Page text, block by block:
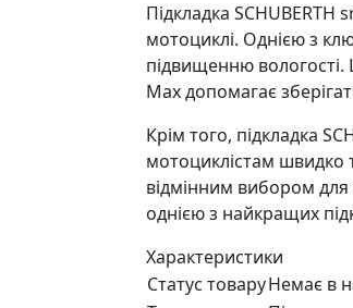
Підкладка
мотоциклі. Однією з
підвищенню вологості.
Max допомагає
Крім того, підкладка
мотоциклістам швидко
відмінним вибором для
однією з найкращих
Характеристики
Статус товаруНемає в